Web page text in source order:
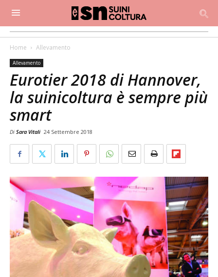
Home Allevamento
Allevamento
Eurotier 2018 di Hannover,
la suinicoltura è sempre più
smart
Di Sara Vitali 24 Settembre 2018